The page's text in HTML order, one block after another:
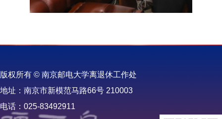
版权所有 © 南京邮电大学离退休工作处
地址：南京市新模范马路66号 210003
电话：025-83492911